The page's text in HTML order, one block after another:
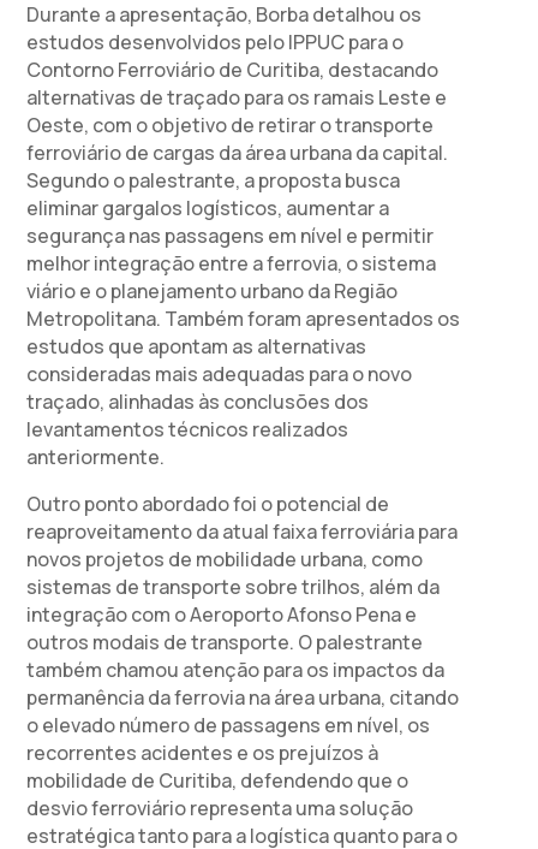
Durante a apresentação, Borba detalhou os
estudos desenvolvidos pelo IPPUC para o
Contorno Ferroviário de Curitiba, destacando
alternativas de traçado para os ramais Leste e
Oeste, com o objetivo de retirar o transporte
ferroviário de cargas da área urbana da capital.
Segundo o palestrante, a proposta busca
eliminar gargalos logísticos, aumentar a
segurança nas passagens em nível e permitir
melhor integração entre a ferrovia, o sistema
viário e o planejamento urbano da Região
Metropolitana. Também foram apresentados os
estudos que apontam as alternativas
consideradas mais adequadas para o novo
traçado, alinhadas às conclusões dos
levantamentos técnicos realizados
anteriormente.
Outro ponto abordado foi o potencial de
reaproveitamento da atual faixa ferroviária para
novos projetos de mobilidade urbana, como
sistemas de transporte sobre trilhos, além da
integração com o Aeroporto Afonso Pena e
outros modais de transporte. O palestrante
também chamou atenção para os impactos da
permanência da ferrovia na área urbana, citando
o elevado número de passagens em nível, os
recorrentes acidentes e os prejuízos à
mobilidade de Curitiba, defendendo que o
desvio ferroviário representa uma solução
estratégica tanto para a logística quanto para o